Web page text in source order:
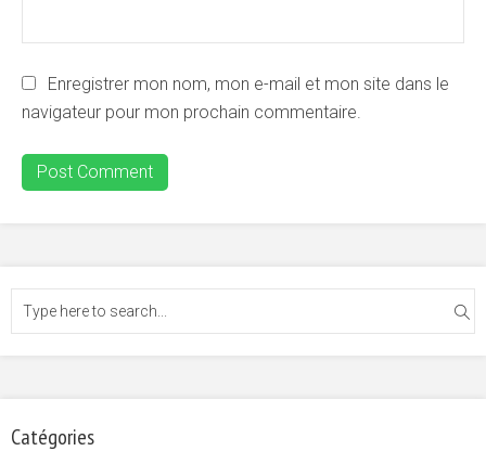
Enregistrer mon nom, mon e-mail et mon site dans le
navigateur pour mon prochain commentaire.
Catégories